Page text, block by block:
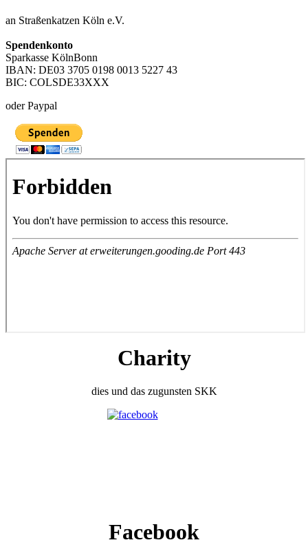
an Straßenkatzen Köln e.V.
Spendenkonto
Sparkasse KölnBonn
IBAN: DE03 3705 0198 0013 5227 43
BIC: COLSDE33XXX
oder Paypal
Charity
dies und das zugunsten SKK
Facebook